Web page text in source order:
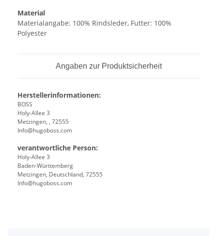
Material
Materialangabe: 100% Rindsleder, Futter: 100%
Polyester
Angaben zur Produktsicherheit
Herstellerinformationen:
BOSS
Holy-Allee 3
Metzingen, , 72555
Info@hugoboss.com
verantwortliche Person:
Holy-Allee 3
Baden-Württemberg
Metzingen, Deutschland, 72555
Info@hugoboss.com